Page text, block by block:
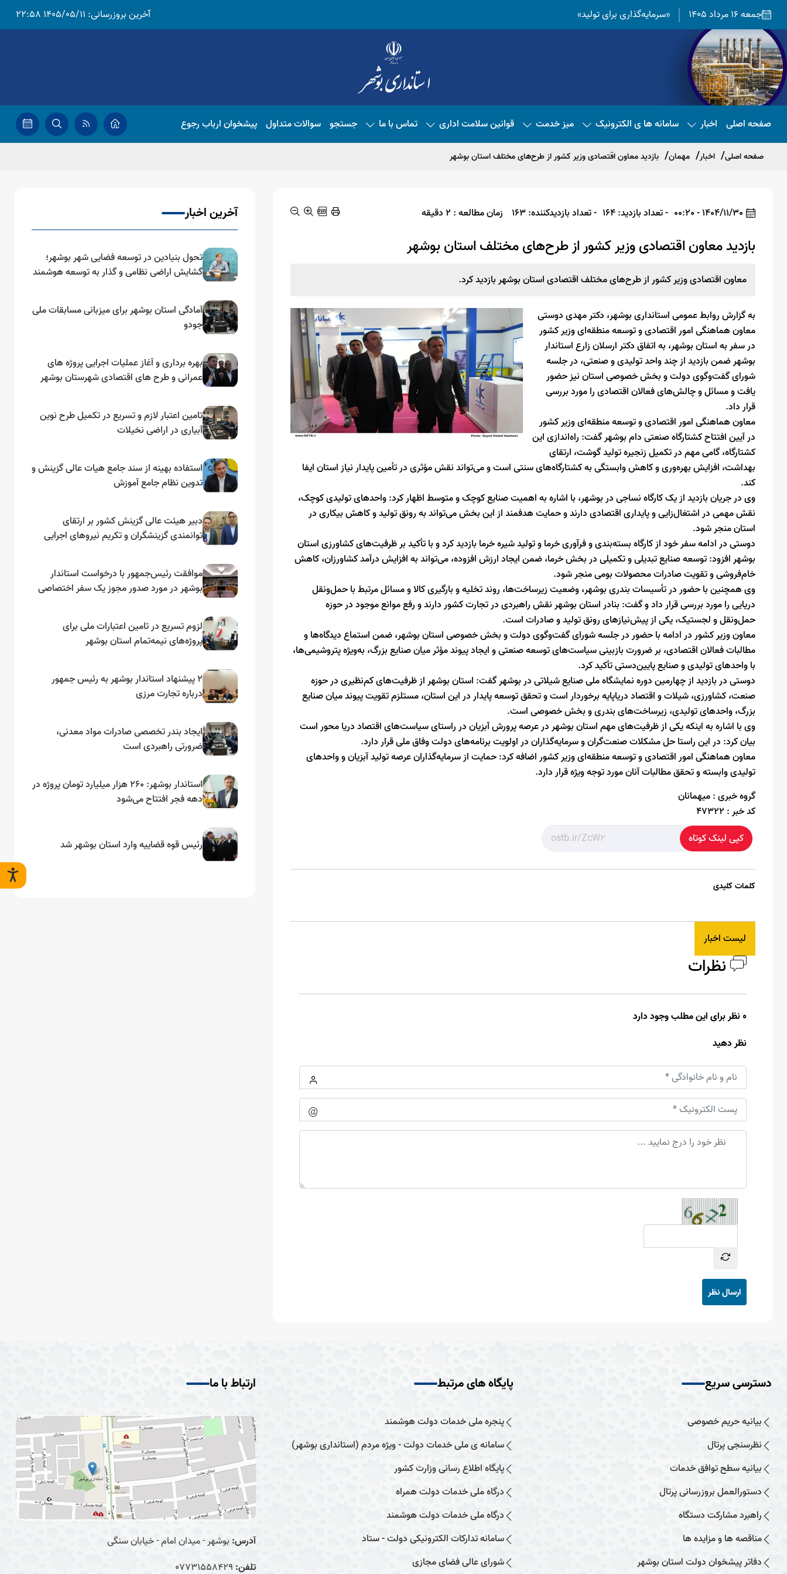
جمعه 16 مرداد 1405 «سرمایه‌گذاری برای تولید» آخرین بروزرسانی: 1405/05/11 22:58
صفحه اصلی اخبار سامانه ها ی الکترونیک میز خدمت قوانین سلامت اداری تماس با ما جستجو سوالات متداول پیشخوان ارباب رجوع
صفحه اصلی اخبار مهمان بازدید معاون اقتصادی وزیر کشور از طرح‌های مختلف استان بوشهر
1404/11/30 - 00:20 - تعداد بازدید: 164 - تعداد بازدیدکننده: 163 زمان مطالعه : 2 دقیقه
بازدید معاون اقتصادی وزیر کشور از طرح‌های مختلف استان بوشهر
معاون اقتصادی وزیر کشور از طرح‌های مختلف اقتصادی استان بوشهر بازدید کرد.
به گزارش روابط عمومی استانداری بوشهر، دکتر مهدی دوستی
معاون هماهنگی امور اقتصادی و توسعه منطقه‌ای وزیر کشور
در سفر به استان بوشهر، به اتفاق دکتر ارسلان زارع استاندار
بوشهر ضمن بازدید از چند واحد تولیدی و صنعتی، در جلسه
شورای گفت‌وگوی دولت و بخش خصوصی استان نیز حضور
یافت و مسائل و چالش‌های فعالان اقتصادی را مورد بررسی
قرار داد.
معاون هماهنگی امور اقتصادی و توسعه منطقه‌ای وزیر کشور
در آیین افتتاح کشتارگاه صنعتی دام بوشهر گفت: راه‌اندازی این
کشتارگاه، گامی مهم در تکمیل زنجیره تولید گوشت، ارتقای
بهداشت، افزایش بهره‌وری و کاهش وابستگی به کشتارگاه‌های سنتی است و می‌تواند نقش مؤثری در تأمین پایدار نیاز استان ایفا
کند.
وی در جریان بازدید از یک کارگاه نساجی در بوشهر، با اشاره به اهمیت صنایع کوچک و متوسط اظهار کرد: واحدهای تولیدی کوچک،
نقش مهمی در اشتغال‌زایی و پایداری اقتصادی دارند و حمایت هدفمند از این بخش می‌تواند به رونق تولید و کاهش بیکاری در
استان منجر شود.
دوستی در ادامه سفر خود از کارگاه بسته‌بندی و فرآوری خرما و تولید شیره خرما بازدید کرد و با تأکید بر ظرفیت‌های کشاورزی استان
بوشهر افزود: توسعه صنایع تبدیلی و تکمیلی در بخش خرما، ضمن ایجاد ارزش افزوده، می‌تواند به افزایش درآمد کشاورزان، کاهش
خام‌فروشی و تقویت صادرات محصولات بومی منجر شود.
وی همچنین با حضور در تأسیسات بندری بوشهر، وضعیت زیرساخت‌ها، روند تخلیه و بارگیری کالا و مسائل مرتبط با حمل‌ونقل
دریایی را مورد بررسی قرار داد و گفت: بنادر استان بوشهر نقش راهبردی در تجارت کشور دارند و رفع موانع موجود در حوزه
حمل‌ونقل و لجستیک، یکی از پیش‌نیازهای رونق تولید و صادرات است.
معاون وزیر کشور در ادامه با حضور در جلسه شورای گفت‌وگوی دولت و بخش خصوصی استان بوشهر، ضمن استماع دیدگاه‌ها و
مطالبات فعالان اقتصادی، بر ضرورت بازبینی سیاست‌های توسعه صنعتی و ایجاد پیوند مؤثر میان صنایع بزرگ، به‌ویژه پتروشیمی‌ها،
با واحدهای تولیدی و صنایع پایین‌دستی تأکید کرد.
دوستی در بازدید از چهارمین دوره نمایشگاه ملی صنایع شیلاتی در بوشهر گفت: استان بوشهر از ظرفیت‌های کم‌نظیری در حوزه
صنعت، کشاورزی، شیلات و اقتصاد دریاپایه برخوردار است و تحقق توسعه پایدار در این استان، مستلزم تقویت پیوند میان صنایع
بزرگ، واحدهای تولیدی، زیرساخت‌های بندری و بخش خصوصی است.
وی با اشاره به اینکه یکی از ظرفیت‌های مهم استان بوشهر در عرصه پرورش آبزیان در راستای سیاست‌های اقتصاد دریا محور است
بیان کرد: در این راستا حل مشکلات صنعت‌گران و سرمایه‌گذاران در اولویت برنامه‌های دولت وفاق ملی قرار دارد.
معاون هماهنگی امور اقتصادی و توسعه منطقه‌ای وزیر کشور اضافه کرد: حمایت از سرمایه‌گذاران عرصه تولید آبزیان و واحدهای
تولیدی وابسته و تحقق مطالبات آنان مورد توجه ویژه قرار دارد.
گروه خبری :میهمانان
کد خبر : 47322
کپی لینک کوتاه
کلمات کلیدی
لیست اخبار
نظرات
0 نظر برای این مطلب وجود دارد
نظر دهید
ارسال نظر
آخرین اخبار
تحول بنیادین در توسعه فضایی شهر بوشهر؛
گشایش اراضی نظامی و گذار به توسعه هوشمند
آمادگی استان بوشهر برای میزبانی مسابقات ملی
جودو
بهره برداری و آغاز عملیات اجرایی پروژه های
عمرانی و طرح های اقتصادی شهرستان بوشهر
تامین اعتبار لازم و تسریع در تکمیل طرح نوین
آبیاری در اراضی نخیلات
استفاده بهینه از سند جامع هیات عالی گزینش و‌
تدوین نظام جامع آموزش
دبیر هیئت عالی گزینش کشور بر ارتقای
توانمندی گزینشگران و تکریم نیروهای اجرایی
موافقت رئیس‌جمهور با درخواست استاندار
بوشهر در مورد صدور مجوز یک سفر اختصاصی
لزوم تسریع در تامین اعتبارات ملی برای
پروژه‌های نیمه‌تمام استان بوشهر
۲ پیشنهاد استاندار بوشهر به رئیس جمهور
درباره تجارت مرزی
ایجاد بندر تخصصی صادرات مواد معدنی،
ضرورتی راهبردی است
استاندار بوشهر: ۲۶۰ هزار میلیارد تومان پروژه در
دهه فجر افتتاح می‌شود
رئیس قوه قضاییه وارد استان بوشهر شد
دسترسی سریع
بیانیه حریم خصوصی
نظرسنجی پرتال
بیانیه سطح توافق خدمات
دستورالعمل بروزرسانی پرتال
راهبرد مشارکت دستگاه
مناقصه ها و مزایده ها
دفاتر پیشخوان دولت استان بوشهر
پایگاه های مرتبط
پنجره ملی خدمات دولت هوشمند
سامانه ی ملی خدمات دولت - ویژه مردم (استانداری بوشهر)
پایگاه اطلاع رسانی وزارت کشور
درگاه ملی خدمات دولت همراه
درگاه ملی خدمات دولت هوشمند
سامانه تدارکات الکترونیکی دولت - ستاد
شورای عالی فضای مجازی
ارتباط با ما
آدرس: بوشهر - میدان امام - خیابان سنگی
تلفن: 07731558429